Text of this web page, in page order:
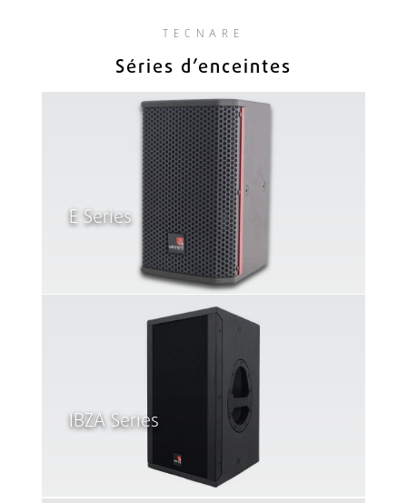
TECNARE
Séries d’enceintes
E Series
IBZA Series